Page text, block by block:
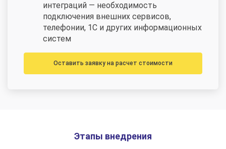
интеграций — необходимость
подключения внешних сервисов,
телефонии, 1С и других информационных
систем
Оставить заявку на расчет стоимости
Этапы внедрения